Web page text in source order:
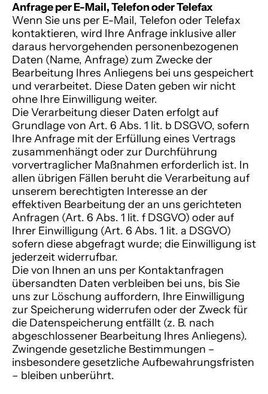
Anfrage per E-Mail, Telefon oder Telefax
Wenn Sie uns per E-Mail, Telefon oder Telefax
kontaktieren, wird Ihre Anfrage inklusive aller
daraus hervorgehenden personenbezogenen
Daten (Name, Anfrage) zum Zwecke der
Bearbeitung Ihres Anliegens bei uns gespeichert
und verarbeitet. Diese Daten geben wir nicht
ohne Ihre Einwilligung weiter.
Die Verarbeitung dieser Daten erfolgt auf
Grundlage von Art. 6 Abs. 1 lit. b DSGVO, sofern
Ihre Anfrage mit der Erfüllung eines Vertrags
zusammenhängt oder zur Durchführung
vorvertraglicher Maßnahmen erforderlich ist. In
allen übrigen Fällen beruht die Verarbeitung auf
unserem berechtigten Interesse an der
effektiven Bearbeitung der an uns gerichteten
Anfragen (Art. 6 Abs. 1 lit. f DSGVO) oder auf
Ihrer Einwilligung (Art. 6 Abs. 1 lit. a DSGVO)
sofern diese abgefragt wurde; die Einwilligung ist
jederzeit widerrufbar.
Die von Ihnen an uns per Kontaktanfragen
übersandten Daten verbleiben bei uns, bis Sie
uns zur Löschung auffordern, Ihre Einwilligung
zur Speicherung widerrufen oder der Zweck für
die Datenspeicherung entfällt (z. B. nach
abgeschlossener Bearbeitung Ihres Anliegens).
Zwingende gesetzliche Bestimmungen –
insbesondere gesetzliche Aufbewahrungsfristen
– bleiben unberührt.